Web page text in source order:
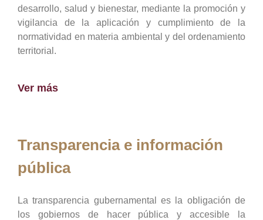
desarrollo, salud y bienestar, mediante la promoción y
vigilancia de la aplicación y cumplimiento de la
normatividad en materia ambiental y del ordenamiento
territorial.
Ver más
Transparencia e información
pública
La transparencia gubernamental es la obligación de
los gobiernos de hacer pública y accesible la